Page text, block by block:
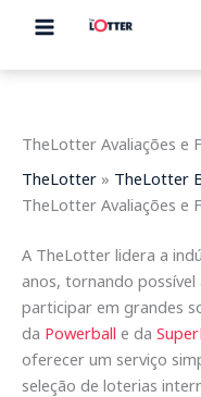
content
TheLotter Avaliações e
TheLotter » TheLotter
TheLotter Avaliações e
A TheLotter lidera a
anos, tornando
participar em grandes
da Powerball e da
oferecer um serviço
seleção de loterias